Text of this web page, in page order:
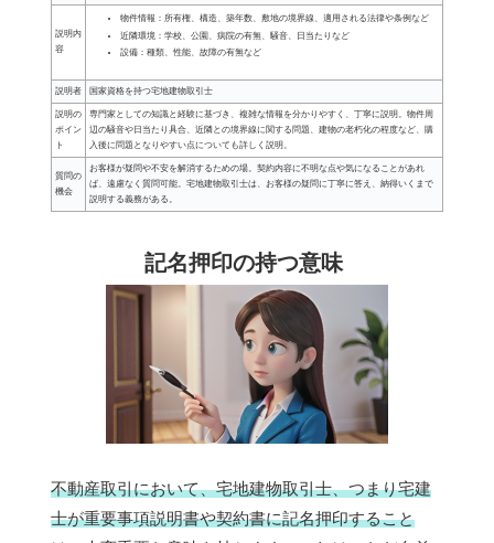
説明内
容
物件情報：所有権、構造、築年数、敷地の境界線、適用される法律や条例など
近隣環境：学校、公園、病院の有無、騒音、日当たりなど
設備：種類、性能、故障の有無など
説明者 国家資格を持つ宅地建物取引士
説明の
ポイン
ト
専門家としての知識と経験に基づき、複雑な情報を分かりやすく、丁寧に説明。物件周
辺の騒音や日当たり具合、近隣との境界線に関する問題、建物の老朽化の程度など、購
入後に問題となりやすい点についても詳しく説明。
質問の
機会
お客様が疑問や不安を解消するための場。契約内容に不明な点や気になることがあれ
ば、遠慮なく質問可能。宅地建物取引士は、お客様の疑問に丁寧に答え、納得いくまで
説明する義務がある。
記名押印の持つ意味
不動産取引において、宅地建物取引士、つまり宅建
士が重要事項説明書や契約書に記名押印すること